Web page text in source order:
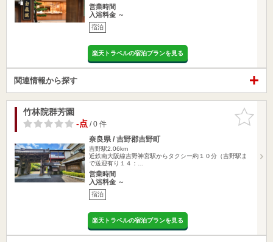
営業時間
入浴料金 ～
宿泊
楽天トラベルの宿泊プランを見る
関連情報から探す
お気に入
りに追加
竹林院群芳園
-点/ 0 件
奈良県 / 吉野郡吉野町
吉野駅2.06km
近鉄南大阪線吉野神宮駅からタクシー約１０分（吉野駅ま
で送迎有り１４：…
営業時間
入浴料金 ～
宿泊
楽天トラベルの宿泊プランを見る